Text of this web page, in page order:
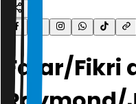
Fajar/Fikri